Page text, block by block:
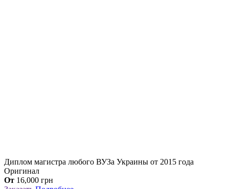
Диплом магистра любого ВУЗа Украины от 2015 года
Оригинал
От 16,000 грн